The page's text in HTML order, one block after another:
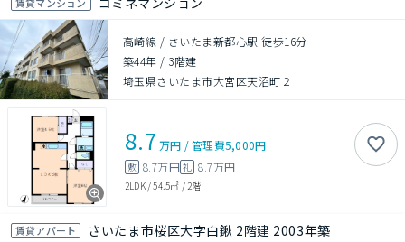
高崎線 / さいたま新都心駅 徒歩16分
築44年 / 3階建
埼玉県さいたま市大宮区天沼町２
8.7 万円 /管理費5,000円
敷 8.7万円礼 8.7万円
2LDK/54.5㎡ / 2階
賃貸アパート さいたま市桜区大字白鍬 2階建 2003年築